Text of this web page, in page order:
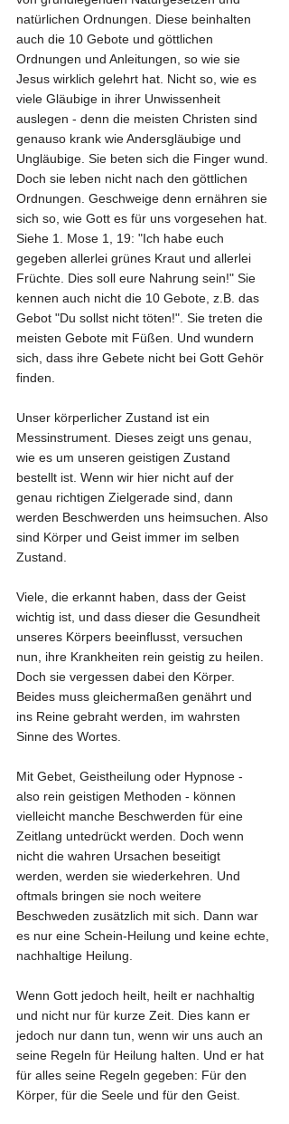
natürlichen Ordnungen. Diese beinhalten
auch die 10 Gebote und göttlichen
Ordnungen und Anleitungen, so wie sie
Jesus wirklich gelehrt hat. Nicht so, wie es
viele Gläubige in ihrer Unwissenheit
auslegen - denn die meisten Christen sind
genauso krank wie Andersgläubige und
Ungläubige. Sie beten sich die Finger wund.
Doch sie leben nicht nach den göttlichen
Ordnungen. Geschweige denn ernähren sie
sich so, wie Gott es für uns vorgesehen hat.
Siehe 1. Mose 1, 19: "Ich habe euch
gegeben allerlei grünes Kraut und allerlei
Früchte. Dies soll eure Nahrung sein!" Sie
kennen auch nicht die 10 Gebote, z.B. das
Gebot "Du sollst nicht töten!". Sie treten die
meisten Gebote mit Füßen. Und wundern
sich, dass ihre Gebete nicht bei Gott Gehör
finden.
Unser körperlicher Zustand ist ein
Messinstrument. Dieses zeigt uns genau,
wie es um unseren geistigen Zustand
bestellt ist. Wenn wir hier nicht auf der
genau richtigen Zielgerade sind, dann
werden Beschwerden uns heimsuchen. Also
sind Körper und Geist immer im selben
Zustand.
Viele, die erkannt haben, dass der Geist
wichtig ist, und dass dieser die Gesundheit
unseres Körpers beeinflusst, versuchen
nun, ihre Krankheiten rein geistig zu heilen.
Doch sie vergessen dabei den Körper.
Beides muss gleichermaßen genährt und
ins Reine gebraht werden, im wahrsten
Sinne des Wortes.
Mit Gebet, Geistheilung oder Hypnose -
also rein geistigen Methoden - können
vielleicht manche Beschwerden für eine
Zeitlang untedrückt werden. Doch wenn
nicht die wahren Ursachen beseitigt
werden, werden sie wiederkehren. Und
oftmals bringen sie noch weitere
Beschweden zusätzlich mit sich. Dann war
es nur eine Schein-Heilung und keine echte,
nachhaltige Heilung.
Wenn Gott jedoch heilt, heilt er nachhaltig
und nicht nur für kurze Zeit. Dies kann er
jedoch nur dann tun, wenn wir uns auch an
seine Regeln für Heilung halten. Und er hat
für alles seine Regeln gegeben: Für den
Körper, für die Seele und für den Geist.